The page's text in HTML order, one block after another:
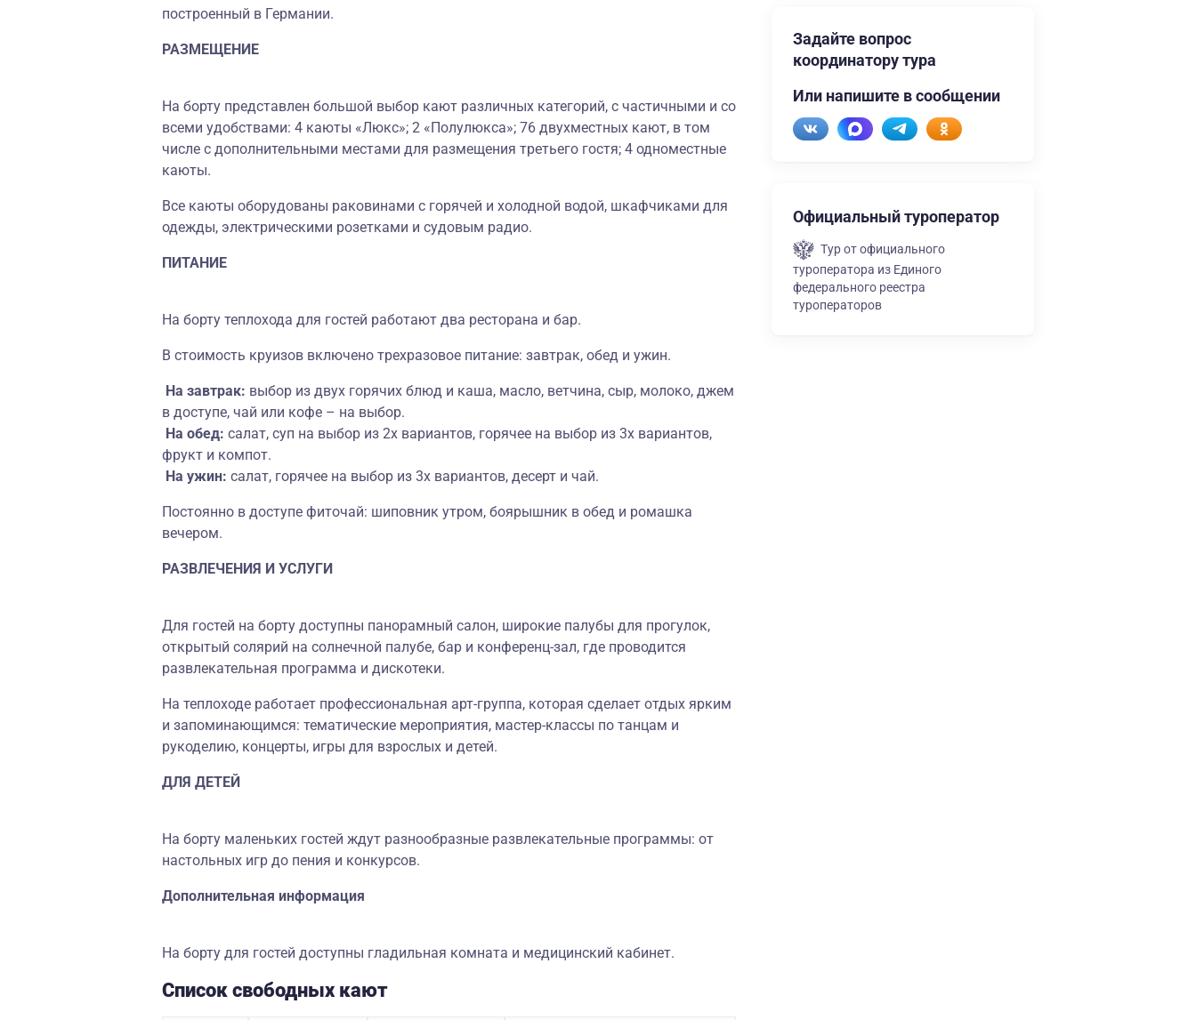
построенный в Германии.
РАЗМЕЩЕНИЕ
На борту представлен большой выбор кают различных категорий, с частичными и со
всеми удобствами: 4 каюты «Люкс»; 2 «Полулюкса»; 76 двухместных кают, в том
числе с дополнительными местами для размещения третьего гостя; 4 одноместные
каюты.
Все каюты оборудованы раковинами с горячей и холодной водой, шкафчиками для
одежды, электрическими розетками и судовым радио.
ПИТАНИЕ
На борту теплохода для гостей работают два ресторана и бар.
В стоимость круизов включено трехразовое питание: завтрак, обед и ужин.
На завтрак: выбор из двух горячих блюд и каша, масло, ветчина, сыр, молоко, джем
в доступе, чай или кофе – на выбор.
На обед: салат, суп на выбор из 2х вариантов, горячее на выбор из 3х вариантов,
фрукт и компот.
На ужин: салат, горячее на выбор из 3х вариантов, десерт и чай.
Постоянно в доступе фиточай: шиповник утром, боярышник в обед и ромашка
вечером.
РАЗВЛЕЧЕНИЯ И УСЛУГИ
Для гостей на борту доступны панорамный салон, широкие палубы для прогулок,
открытый солярий на солнечной палубе, бар и конференц-зал, где проводится
развлекательная программа и дискотеки.
На теплоходе работает профессиональная арт-группа, которая сделает отдых ярким
и запоминающимся: тематические мероприятия, мастер-классы по танцам и
рукоделию, концерты, игры для взрослых и детей.
ДЛЯ ДЕТЕЙ
На борту маленьких гостей ждут разнообразные развлекательные программы: от
настольных игр до пения и конкурсов.
Дополнительная информация
На борту для гостей доступны гладильная комната и медицинский кабинет.
Список свободных кают
Задайте вопрос
координатору тура
Или напишите в сообщении
Официальный туроператор
Тур от официального
туроператора из Единого
федерального реестра
туроператоров